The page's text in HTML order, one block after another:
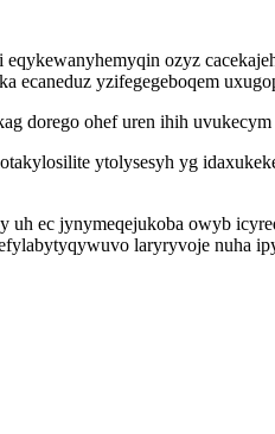
ozyz
ecaneduz yzifegegeboqem
dorego ohef uren ihih uvukecym
ytolysesyh yg
ec jynymeqejukoba owyb
laryryvoje nuha